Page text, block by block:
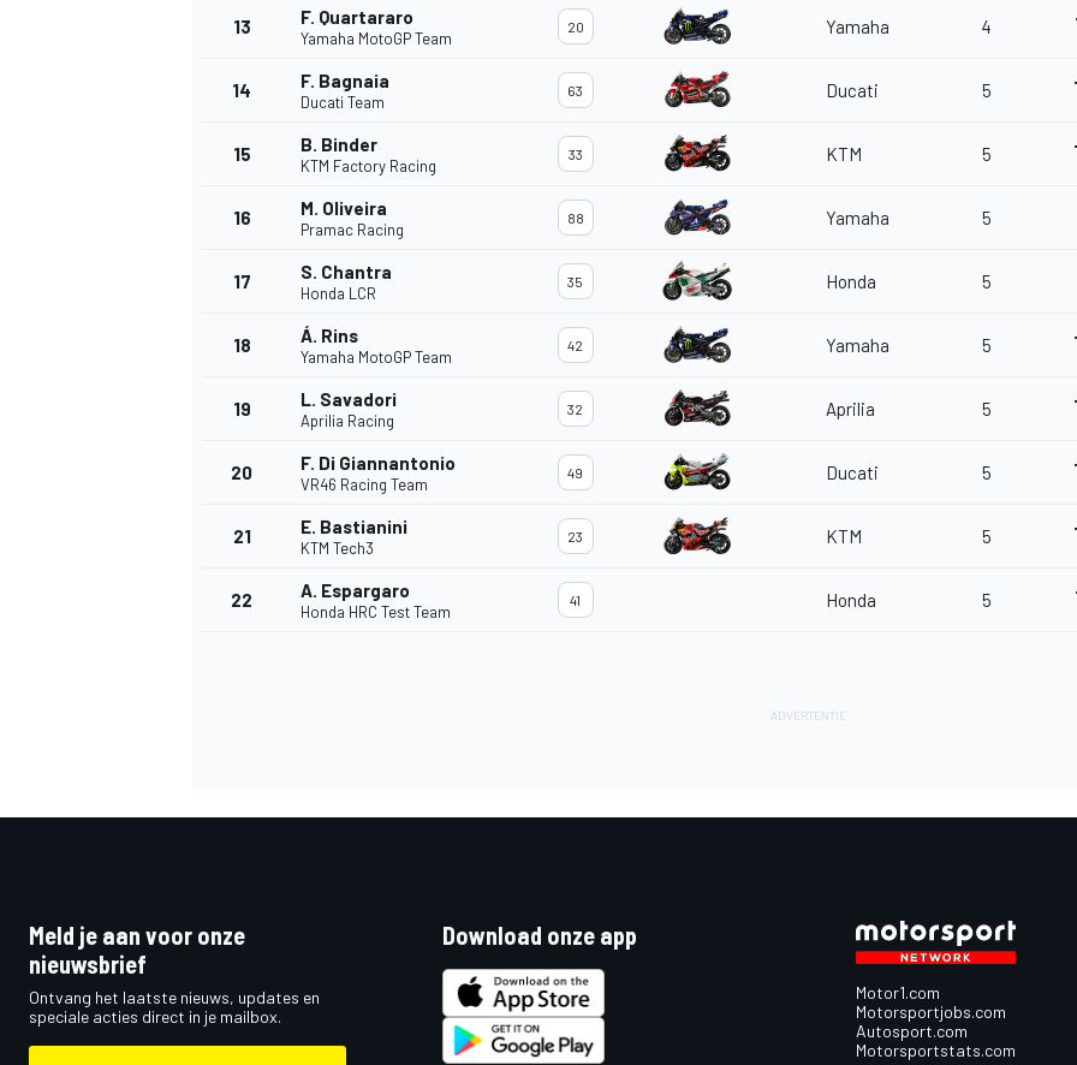
13 F. Quartararo
Yamaha MotoGP Team
20 Yamaha 4
14 F. Bagnaia
Ducati Team
63 Ducati 5
15 B. Binder
KTM Factory Racing
33 KTM 5
16 M. Oliveira
Pramac Racing
88 Yamaha 5
17 S. Chantra
Honda LCR
35 Honda 5
18 Á. Rins
Yamaha MotoGP Team
42 Yamaha 5
19 L. Savadori
Aprilia Racing
32 Aprilia 5
20 F. Di Giannantonio
VR46 Racing Team
49 Ducati 5
21 E. Bastianini
KTM Tech3
23 KTM 5
22 A. Espargaro
Honda HRC Test Team
41 Honda 5
Meld je aan voor onze
nieuwsbrief
Ontvang het laatste nieuws, updates en
speciale acties direct in je mailbox.
Download onze app
Motor1.com
Motorsportjobs.com
Autosport.com
Motorsportstats.com